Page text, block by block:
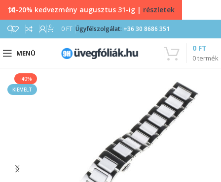
0 0 FT Ügyfélszolgálat: +36 30 8686 351
MENÜ
0termék
0 FT
-40%
KIEMELT
10-20% kedvezmény augusztus 31-ig | részletek